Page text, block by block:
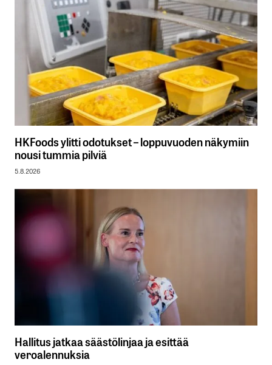
HKFoods ylitti odotukset – loppuvuoden näkymiin
nousi tummia pilviä
5.8.2026
Hallitus jatkaa säästölinjaa ja esittää
veroalennuksia